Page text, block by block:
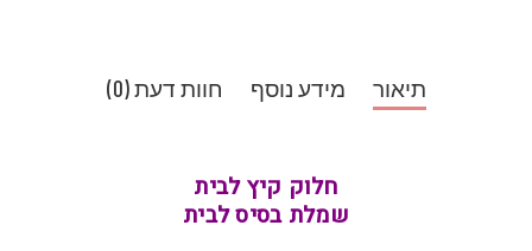
תיאור מידע נוסף חוות דעת (0)
חלוק קיץ לבית
שמלת בסיס לבית